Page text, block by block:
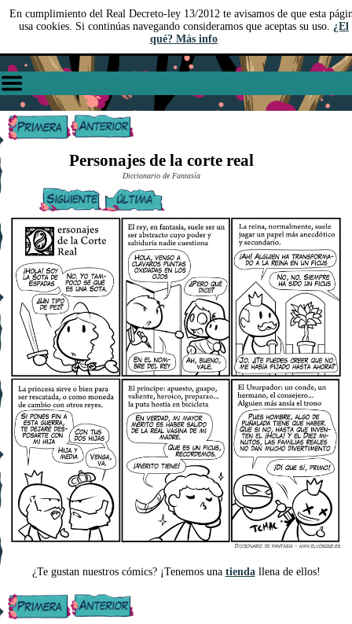
En cumplimiento del Real Decreto-ley 13/2012 te avisamos de que esta
usa cookies. Si continúas navegando consideramos que aceptas su uso. ¿El
qué? Más info
Personajes de la corte real
Diccionario de Fantasía
¿Te gustan nuestros cómics? ¡Tenemos una tiendallena de ellos!